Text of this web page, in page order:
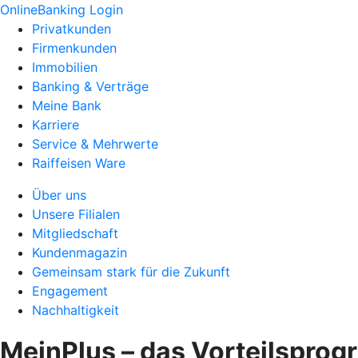
OnlineBanking Login
Privatkunden
Firmenkunden
Immobilien
Banking & Verträge
Meine Bank
Karriere
Service & Mehrwerte
Raiffeisen Ware
Über uns
Unsere Filialen
Mitgliedschaft
Kundenmagazin
Gemeinsam stark für die Zukunft
Engagement
Nachhaltigkeit
MeinPlus – das